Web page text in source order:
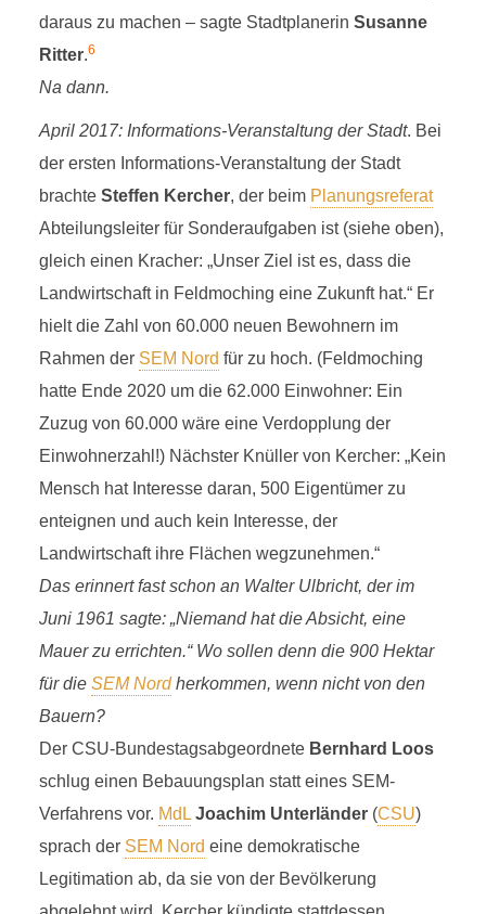
daraus zu machen – sagte Stadtplanerin Susanne
Ritter.6
Na dann.
April 2017: Informations-Veranstaltung der Stadt. Bei
der ersten Informations-Veranstaltung der Stadt
brachte Steffen Kercher, der beim Planungsreferat
Abteilungsleiter für Sonderaufgaben ist (siehe oben),
gleich einen Kracher: „Unser Ziel ist es, dass die
Landwirtschaft in Feldmoching eine Zukunft hat.“ Er
hielt die Zahl von 60.000 neuen Bewohnern im
Rahmen der SEM Nord für zu hoch. (Feldmoching
hatte Ende 2020 um die 62.000 Einwohner: Ein
Zuzug von 60.000 wäre eine Verdopplung der
Einwohnerzahl!) Nächster Knüller von Kercher: „Kein
Mensch hat Interesse daran, 500 Eigentümer zu
enteignen und auch kein Interesse, der
Landwirtschaft ihre Flächen wegzunehmen.“
Das erinnert fast schon an Walter Ulbricht, der im
Juni 1961 sagte: „Niemand hat die Absicht, eine
Mauer zu errichten.“ Wo sollen denn die 900 Hektar
für die SEM Nordherkommen, wenn nicht von den
Bauern?
Der CSU-Bundestagsabgeordnete Bernhard Loos
schlug einen Bebauungsplan statt eines SEM-
Verfahrens vor. MdL Joachim Unterländer(CSU)
sprach der SEM Nord eine demokratische
Legitimation ab, da sie von der Bevölkerung